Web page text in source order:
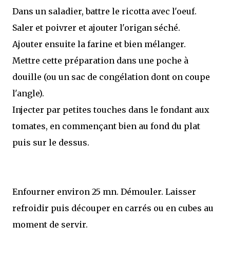
Dans un saladier, battre le ricotta avec l'oeuf.
Saler et poivrer et ajouter l'origan séché.
Ajouter ensuite la farine et bien mélanger.
Mettre cette préparation dans une poche à
douille (ou un sac de congélation dont on coupe
l'angle).
Injecter par petites touches dans le fondant aux
tomates, en commençant bien au fond du plat
puis sur le dessus.
Enfourner environ 25 mn. Démouler. Laisser
refroidir puis découper en carrés ou en cubes au
moment de servir.